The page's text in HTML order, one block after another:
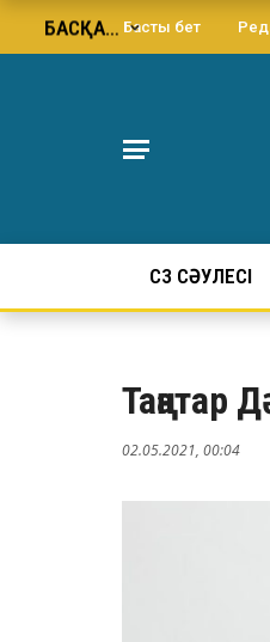
Басты бет
СӨЗ СӘУЛЕСІ
БАСҚА…
02.05.2021, 00:04